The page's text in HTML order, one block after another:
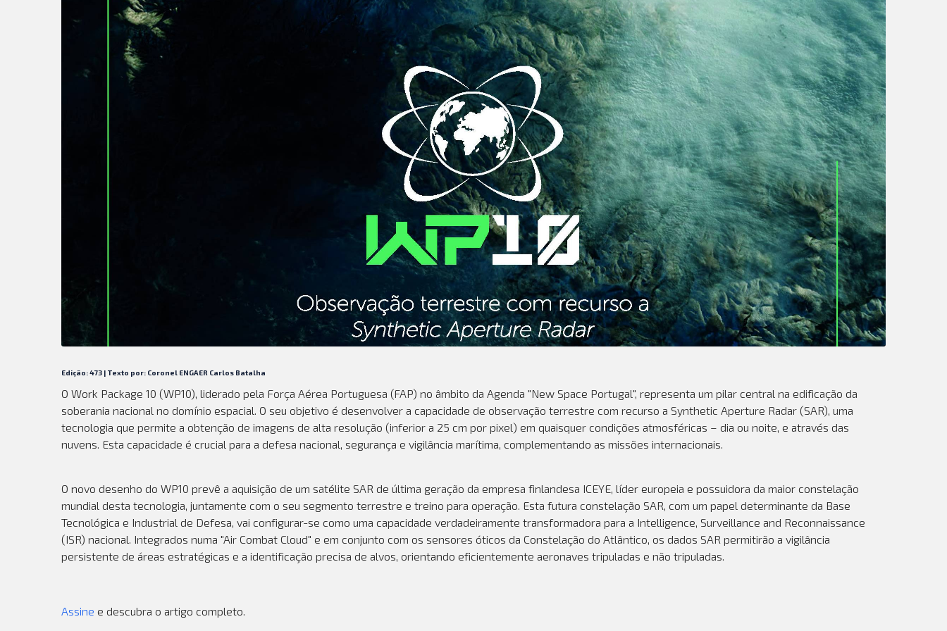
Edição: 473 | Texto por: Coronel ENGAER Carlos Batalha
O Work Package 10 (WP10), liderado pela Força Aérea Portuguesa (FAP) no âmbito da Agenda "New Space Portugal", representa um pilar central na edificação da
soberania nacional no domínio espacial. O seu objetivo é desenvolver a capacidade de observação terrestre com recurso a Synthetic Aperture Radar (SAR), uma
tecnologia que permite a obtenção de imagens de alta resolução (inferior a 25 cm por pixel) em quaisquer condições atmosféricas – dia ou noite, e através das
nuvens. Esta capacidade é crucial para a defesa nacional, segurança e vigilância marítima, complementando as missões internacionais.
O novo desenho do WP10 prevê a aquisição de um satélite SAR de última geração da empresa finlandesa ICEYE, líder europeia e possuidora da maior constelação
mundial desta tecnologia, juntamente com o seu segmento terrestre e treino para operação. Esta futura constelação SAR, com um papel determinante da Base
Tecnológica e Industrial de Defesa, vai configurar-se como uma capacidade verdadeiramente transformadora para a Intelligence, Surveillance and Reconnaissance
(ISR) nacional. Integrados numa "Air Combat Cloud" e em conjunto com os sensores óticos da Constelação do Atlântico, os dados SAR permitirão a vigilância
persistente de áreas estratégicas e a identificação precisa de alvos, orientando eficientemente aeronaves tripuladas e não tripuladas.
Assine e descubra o artigo completo.